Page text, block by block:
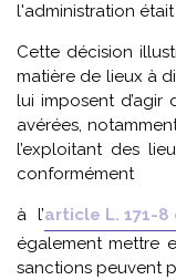
l'administration était
Cette décision
matière de lieux à
lui imposent d’agir
avérées,
l’exploitant des
conformément
à l’article L. 171-8
également mettre
sanctions peuvent